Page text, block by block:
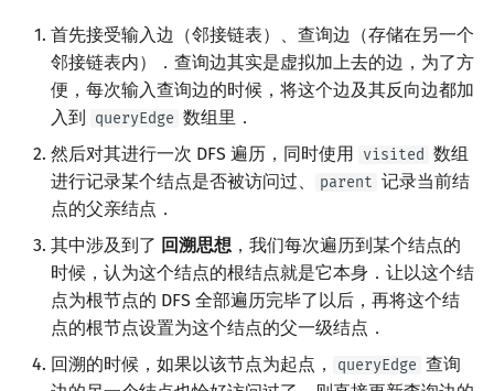
首先接受输入边（邻接链表）、查询边（存储在另一个
邻接链表内）．查询边其实是虚拟加上去的边，为了方
便，每次输入查询边的时候，将这个边及其反向边都加
入到 queryEdge 数组里．
然后对其进行一次 DFS 遍历，同时使用 visited 数组
进行记录某个结点是否被访问过、
parent 记录当前结
点的父亲结点．
其中涉及到了 回溯思想 ，我们每次遍历到某个结点的
时候，认为这个结点的根结点就是它本身．让以这个结
点为根节点的 DFS 全部遍历完毕了以后，再将这个结
点的根节点设置为这个结点的父一级结点．
回溯的时候，如果以该节点为起点，
queryEdge 查询